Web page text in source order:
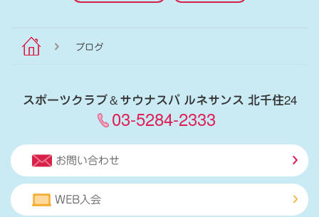
ブログ
スポーツクラブ＆サウナスパ ルネサンス 北千住24
03-5284-2333
お問い合わせ
WEB入会